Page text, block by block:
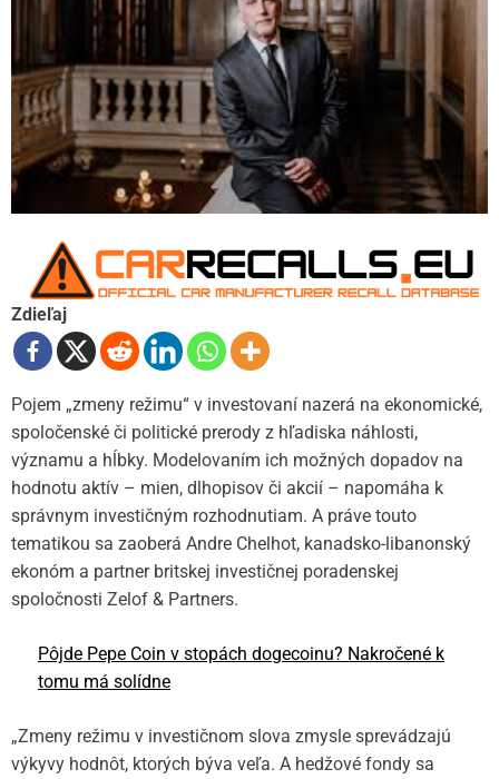
Zdieľaj
Pojem „zmeny režimu“ v investovaní nazerá na ekonomické,
spoločenské či politické prerody z hľadiska náhlosti,
významu a hĺbky. Modelovaním ich možných dopadov na
hodnotu aktív – mien, dlhopisov či akcií – napomáha k
správnym investičným rozhodnutiam. A práve touto
tematikou sa zaoberá Andre Chelhot, kanadsko-libanonský
ekonóm a partner britskej investičnej poradenskej
spoločnosti Zelof & Partners.
Pôjde Pepe Coin v stopách dogecoinu? Nakročené k
tomu má solídne
„Zmeny režimu v investičnom slova zmysle sprevádzajú
výkyvy hodnôt, ktorých býva veľa. A hedžové fondy sa